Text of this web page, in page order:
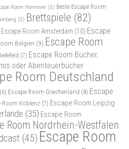
Room Hannover (5) Beste Escape Room
(5) Brettspiele (82)
Escape Room Amsterdam (10) Escape
Belgien (9) Escape Room
(7) Escape Room Bücher,
oder Abenteuerbücher
Room Deutschland
(6) Escape Room Griechenland (8) Escape
Room Koblenz (7) Escape Room Leipzig
(35) Escape Room
Room Nordrhein-Westfalen
(45) Escape Room